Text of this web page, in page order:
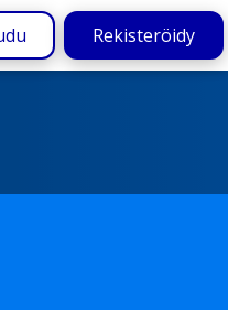
Rekisteröidy